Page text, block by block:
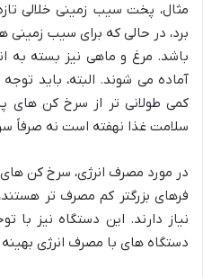
برد، در حالی که برای سیب
باشد. مرغ و ماهی نیز بسته به
آماده می شوند. البته، باید
کمی طولانی تر از سرخ کن های
سلامت غذا نهفته است نه صرفاً
در مورد مصرف انرژی، سرخ کن
فرهای بزرگتر کم مصرف تر
نیاز دارند. این دستگاه نیز با
دستگاه های با مصرف انرژی بهینه